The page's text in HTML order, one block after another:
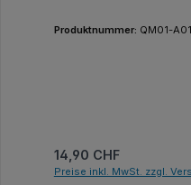
Produktnummer: QM01-
Regulärer Preis:
14,90 CHF
Preise inkl. MwSt. zzgl.